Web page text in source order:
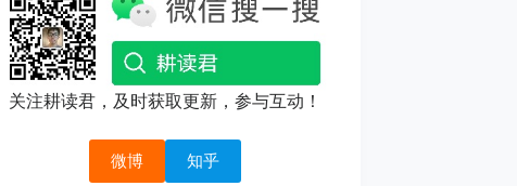
关注耕读君，及时获取更新，参与互动！
微博 知乎